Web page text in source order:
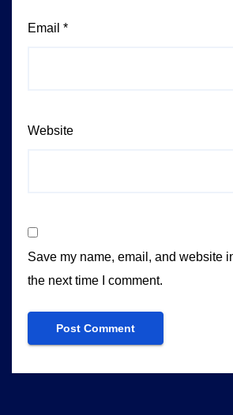
Email *
Website
Save my name, email, and website
the next time I comment.